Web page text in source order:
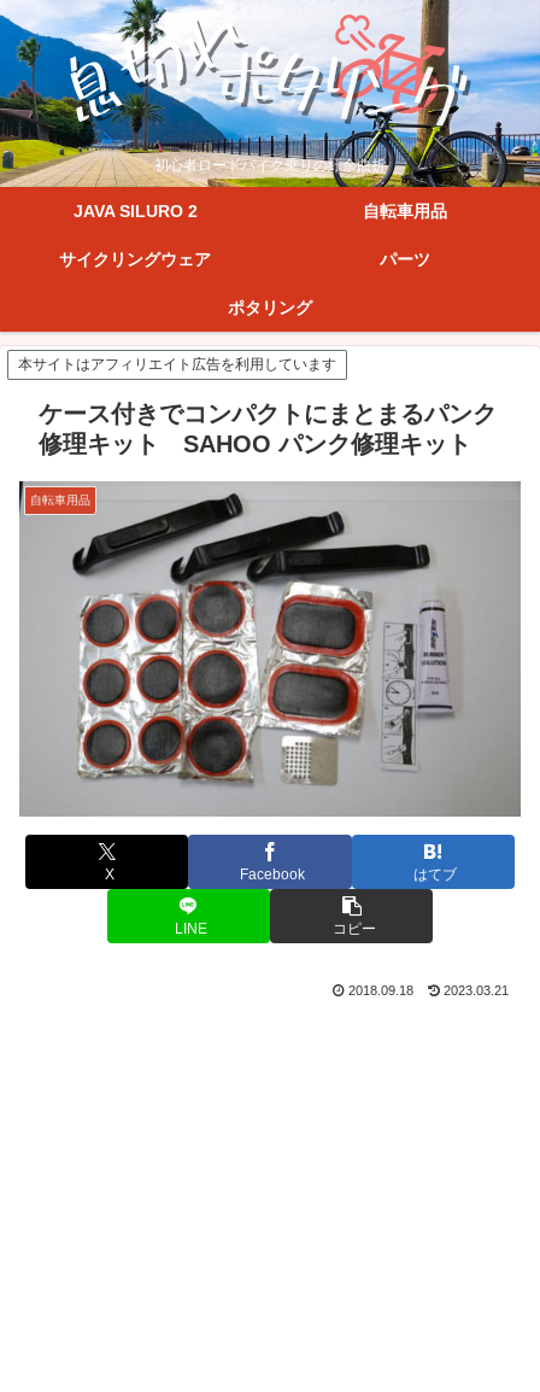
初心者ロードバイク乗りの紆余曲折
JAVA SILURO 2 自転車用品
サイクリングウェア パーツ
ポタリング
本サイトはアフィリエイト広告を利用しています
ケース付きでコンパクトにまとまるパンク
修理キット SAHOO パンク修理キット
自転車用品
X Facebook はてブ
LINE コピー
2018.09.18 2023.03.21